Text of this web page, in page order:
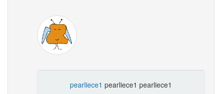
pearliece1 pearliece1 pearliece1